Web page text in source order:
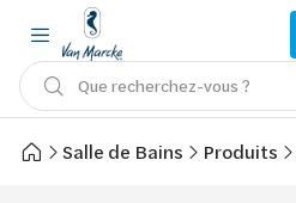
Que recherchez-vous ?
Salle de Bains Produits